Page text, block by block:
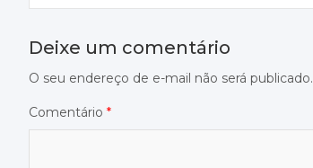
Deixe um comentário
O seu endereço de e-mail não será publicado.
Comentário *